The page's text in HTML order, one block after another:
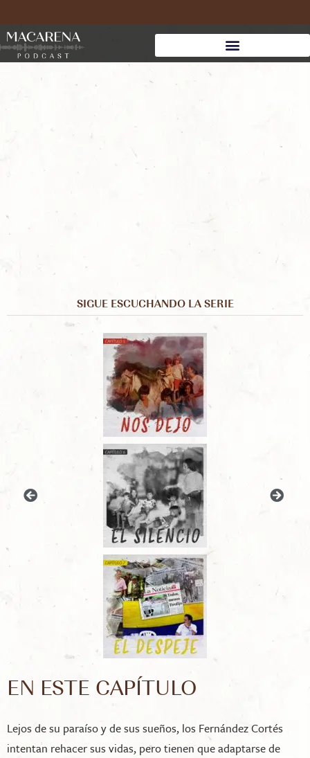
SIGUE ESCUCHANDO LA SERIE
EN ESTE CAPÍTULO
Lejos de su paraíso y de sus sueños, los Fernández Cortés
intentan rehacer sus vidas, pero tienen que adaptarse de